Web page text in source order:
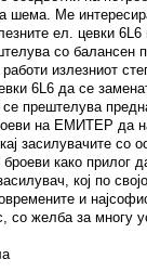
шема. Ме
ел. цевки 6L6
со балансен
излезниот
6L6 да се
прештелува
на ЕМИТЕР да
засилувачите со
како прилог
кој по
и
со желба за многу